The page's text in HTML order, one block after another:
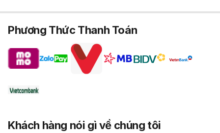
Phương Thức Thanh Toán
Khách hàng nói gì về chúng tôi